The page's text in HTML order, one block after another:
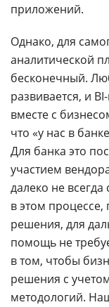
приложений.
Однако, для
аналитической
бесконечный.
развивается, и
вместе с
что «у нас в
Для банка это
участием
далеко не
в этом процессе,
решения, для
помощь не
в том, чтобы
решения с
методологий.